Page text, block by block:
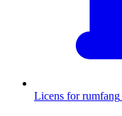
Licens for rumfang